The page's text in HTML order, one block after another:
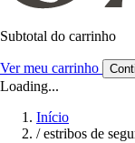
Subtotal do carrinho
Ver meu carrinho
Loading...
Início
/ estribos de